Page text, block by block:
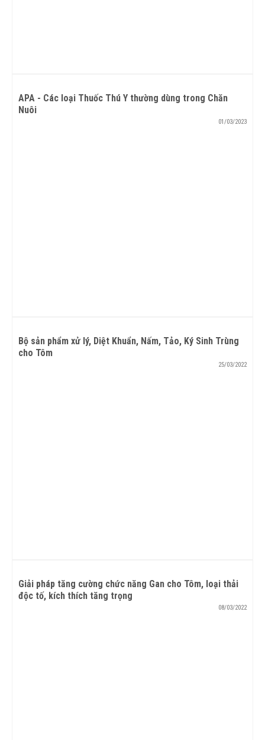
APA - Các loại Thuốc Thú Y thường dùng trong Chăn
Nuôi
01/03/2023
Bộ sản phẩm xử lý, Diệt Khuẩn, Nấm, Tảo, Ký Sinh Trùng
cho Tôm
25/03/2022
Giải pháp tăng cường chức năng Gan cho Tôm, loại thải
độc tố, kích thích tăng trọng
08/03/2022